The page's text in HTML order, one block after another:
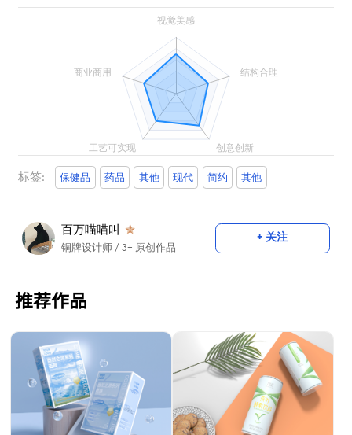
标签: 保健品 药品 其他 现代 简约 其他
百万喵喵叫
铜牌设计师 / 3+ 原创作品
+ 关注
推荐作品